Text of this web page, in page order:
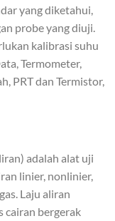
yang diketahui,
probe yang diuji.
kalibrasi suhu
Termometer,
PRT dan Termistor,
adalah alat uji
linier, nonlinier,
Laju aliran
cairan bergerak